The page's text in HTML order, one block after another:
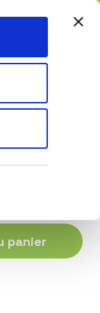
4,00 €
plusieurs fois
panier